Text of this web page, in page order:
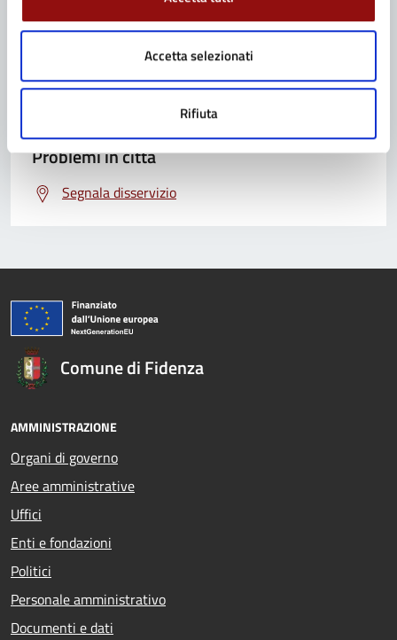
Accetta selezionati
Rifiuta
Leggi le domande frequenti
Richiedi assistenza
Prenota appuntamento
Problemi in città
Segnala disservizio
Comune di Fidenza
AMMINISTRAZIONE
Organi di governo
Aree amministrative
Uffici
Enti e fondazioni
Politici
Personale amministrativo
Documenti e dati